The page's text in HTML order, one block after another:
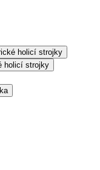
holicí strojky
holicí strojky